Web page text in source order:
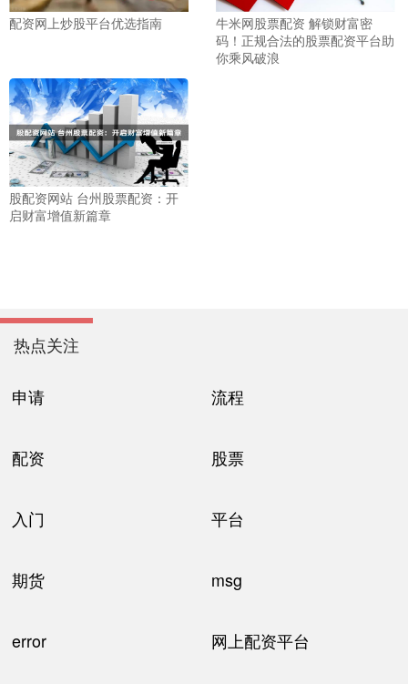
配资网上炒股平台优选指南
牛米网股票配资 解锁财富密
码！正规合法的股票配资平台助
你乘风破浪
股配资网站 台州股票配资：开
启财富增值新篇章
热点关注
申请 流程
配资 股票
入门 平台
期货 msg
error 网上配资平台